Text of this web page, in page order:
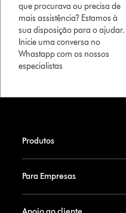
que procurava ou precisa de
mais assistência? Estamos à
sua disposição para o ajudar.
Inicie uma conversa no
Whastapp com os nossos
especialistas
Produtos
Para Empresas